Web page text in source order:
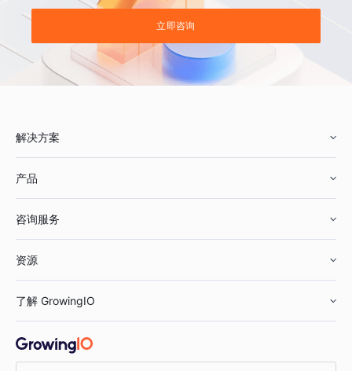
立即咨询
解决方案
鞋服行业
汽车行业
金融行业
产品
智能运营
获客分析
咨询服务
资源
增长公开课
了解 GrowingIO
关于 GrowingIO